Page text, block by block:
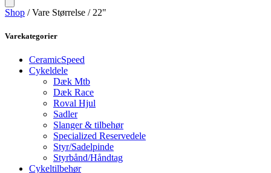
Shop / Vare Størrelse / 22"
Varekategorier
CeramicSpeed
Cykeldele
Dæk Mtb
Dæk Race
Roval Hjul
Sadler
Slanger & tilbehør
Specialized Reservedele
Styr/Sadelpinde
Styrbånd/Håndtag
Cykeltilbehør